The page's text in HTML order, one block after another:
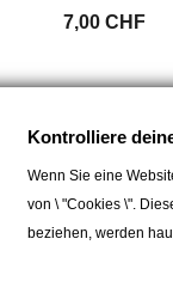
7,00 CHF
Kontrolliere
Wenn Sie eine
von \ "Cookies \".
beziehen, werden